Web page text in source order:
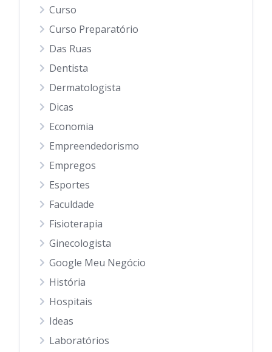
Curso
Curso Preparatório
Das Ruas
Dentista
Dermatologista
Dicas
Economia
Empreendedorismo
Empregos
Esportes
Faculdade
Fisioterapia
Ginecologista
Google Meu Negócio
História
Hospitais
Ideas
Laboratórios